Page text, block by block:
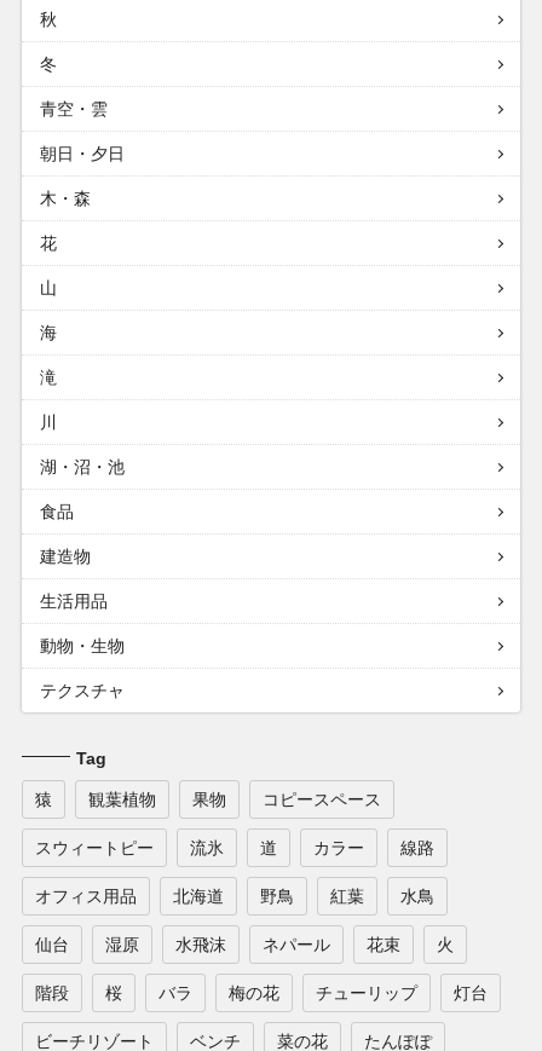
秋
冬
青空・雲
朝日・夕日
木・森
花
山
海
滝
川
湖・沼・池
食品
建造物
生活用品
動物・生物
テクスチャ
Tag
猿 観葉植物 果物 コピースペース
スウィートピー 流氷 道 カラー 線路
オフィス用品 北海道 野鳥 紅葉 水鳥
仙台 湿原 水飛沫 ネパール 花束 火
階段 桜 バラ 梅の花 チューリップ 灯台
ビーチリゾート ベンチ 菜の花 たんぽぽ